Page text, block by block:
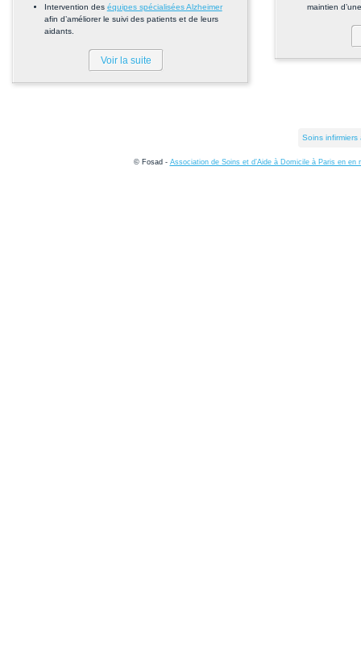
Intervention des équipes spécialisées Alzheimer
afin d’améliorer le suivi des patients et de leurs
aidants.
Voir la suite
maintien
Soins infirmiers
© Fosad - Association de Soins et d’Aide à Domicile à Paris en en